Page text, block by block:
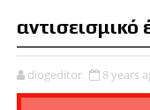
αντισεισμικό
diogeditor 8 years